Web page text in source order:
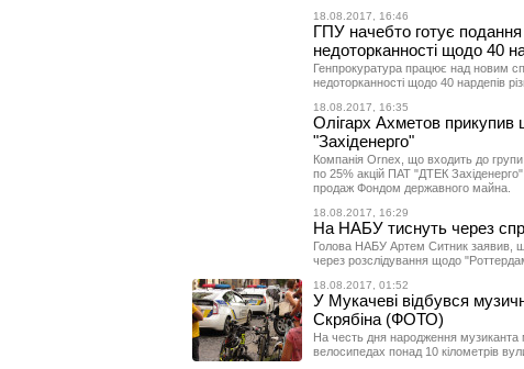
18.08.2017, 16:46
ГПУ начебто готує подання
недоторканності щодо 40
Генпрокуратура працює над новим
недоторканності щодо 40 нардепів
18.08.2017, 16:35
Олігарх Ахметов прикупив
"Західенерго"
Компанія Ornex, що входить до
по 25% акцій ПАТ "ДТЕК
продаж Фондом державного майна.
18.08.2017, 16:29
На НАБУ тиснуть через
Голова НАБУ Артем Ситник заявив,
через розслідування щодо
18.08.2017, 01:52
У Мукачеві відбувся
Скрябіна (ФОТО)
На честь дня народження музиканта
велосипедах понад 10 кілометрів